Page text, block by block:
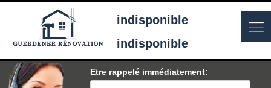
indisponible
indisponible
Etre rappelé immédiatement: